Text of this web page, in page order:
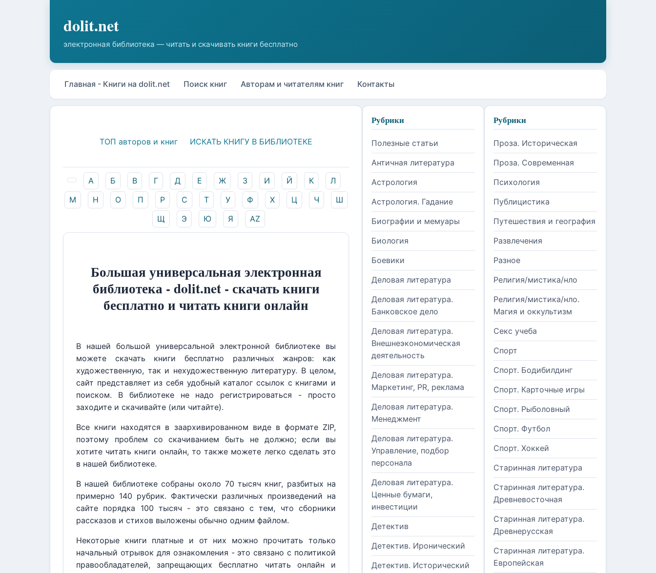
Главная - Книги на dolit.net Поиск книг Авторам и читателям книг Контакты
ТОП авторов и книг ИСКАТЬ КНИГУ В БИБЛИОТЕКЕ
А Б В Г Д Е Ж З И Й К
Л
М
Н О П Р С Т У Ф Х Ц Ч
Ш
Щ
Э Ю Я AZ
Большая универсальная электронная
библиотека - dolit.net - скачать книги
бесплатно и читать книги онлайн
В нашей большой универсальной электронной библиотеке вы
можете скачать книги бесплатно различных жанров: как
художественную, так и нехудожественную литературу. В целом,
сайт представляет из себя удобный каталог ссылок с книгами и
поиском. В библиотеке не надо регистрироваться - просто
заходите и скачивайте (или читайте).
Все книги находятся в заархивированном виде в формате ZIP,
поэтому проблем со скачиванием быть не должно; если вы
хотите читать книги онлайн, то также можете легко сделать это
в нашей библиотеке.
В нашей библиотеке собраны около 70 тысяч книг, разбитых на
примерно 140 рубрик. Фактически различных произведений на
сайте порядка 100 тысяч - это связано с тем, что сборники
рассказов и стихов выложены обычно одним файлом.
Некоторые книги платные и от них можно прочитать только
начальный отрывок для ознакомления - это связано с политикой
правообладателей, запрещающих бесплатно читать онлайн и
Рубрики
Полезные статьи
Античная литература
Астрология
Астрология. Гадание
Биографии и мемуары
Биология
Боевики
Деловая литература
Деловая литература.
Банковское дело
Деловая литература.
Внешнеэкономическая
деятельность
Деловая литература.
Маркетинг, PR, реклама
Деловая литература.
Менеджмент
Деловая литература.
Управление, подбор
персонала
Деловая литература.
Ценные бумаги,
инвестиции
Детектив
Детектив. Иронический
Детектив. Исторический
Рубрики
Проза. Историческая
Проза. Современная
Психология
Публицистика
Путешествия и география
Развлечения
Разное
Религия/мистика/нло
Религия/мистика/нло.
Магия и оккультизм
Секс учеба
Спорт
Спорт. Бодибилдинг
Спорт. Карточные игры
Спорт. Рыболовный
Спорт. Футбол
Спорт. Хоккей
Старинная литература
Старинная литература.
Древневосточная
Старинная литература.
Древнерусская
Старинная литература.
Европейская